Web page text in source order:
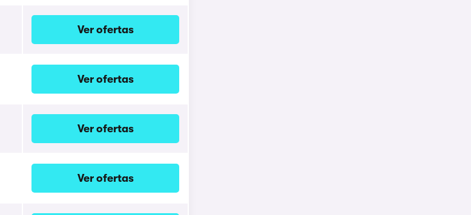
Ver ofertas
Ver ofertas
Ver ofertas
Ver ofertas